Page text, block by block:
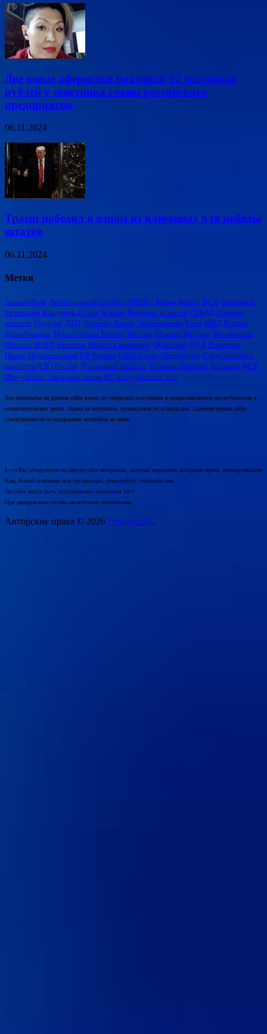
Две юные аферистки похитили 62 миллиона
рублей у советника главы российского
предприятия
06.11.2024
Трамп победил в одном из ключевых для победы
штатов
06.11.2024
Метки
Автомобили Арбитражный процесс БРИКС Банки Бизнес ВСУ Владимир
Зеленский Владимир Путин В мире Военные новости ГИБДД Горячая
новость Госдума ДТП Дональд Трамп Законопроект Киев МВД России
Минобороны Минобороны России Москва Москве Москвы Московская
Область НАТО Новости Новости компаний Общество ПДД Политика
Право Происшествия РФ Россия США Санкт-Петербурге Следственного
комитета (СК) России Уголовный процесс Украина Украине Украины ФСБ
Шоу-бизнес Экономколлегия ВС вооруженных сил
Все материалы на данном сайте взяты из открытых источников и предоставляются исключительно в
ознакомительных целях. Права на материалы принадлежат их владельцам. Администрация сайта
ответственности за содержание материала не несет.
Если Вы обнаружили на нашем сайте материалы, которые нарушают авторские права, принадлежащие
Вам, Вашей компании или организации, пожалуйста, сообщите нам.
На сайте могут быть опубликованы материалы 18+!
При цитировании ссылка на источник обязательна.
Авторские права © 2026 Городовой..